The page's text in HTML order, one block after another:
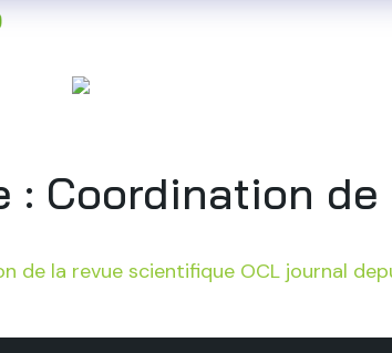
: Coordination de
de la revue scientifique OCL journal